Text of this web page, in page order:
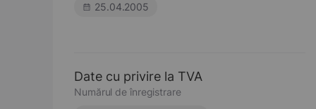
25.04.2005
Date cu privire la TVA
Numărul de înregistrare